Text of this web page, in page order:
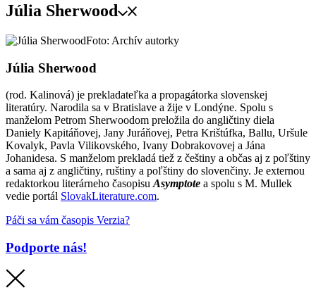
Júlia Sherwood
Foto: Archív autorky
Júlia Sherwood
(rod. Kalinová) je prekladateľka a propagátorka slovenskej
literatúry. Narodila sa v Bratislave a žije v Londýne. Spolu s
manželom Petrom Sherwoodom preložila do angličtiny diela
Daniely Kapitáňovej, Jany Juráňovej, Petra Krištúfka, Ballu, Uršule
Kovalyk, Pavla Vilikovského, Ivany Dobrakovovej a Jána
Johanidesa. S manželom prekladá tiež z češtiny a občas aj z poľštiny
a sama aj z angličtiny, ruštiny a poľštiny do slovenčiny. Je externou
redaktorkou literárneho časopisu Asymptote a spolu s M. Mullek
vedie portál SlovakLiterature.com.
Páči sa vám časopis Verzia?
Podporte nás!